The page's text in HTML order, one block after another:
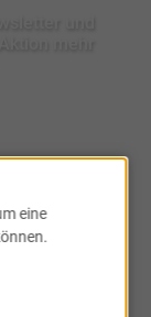
zur Kenntnis
eine